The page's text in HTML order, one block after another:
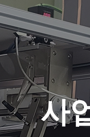
사